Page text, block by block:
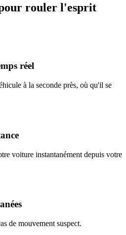
rouler l'esprit
réel
à la seconde près, où qu'il se
voiture instantanément depuis votre
de mouvement suspect.